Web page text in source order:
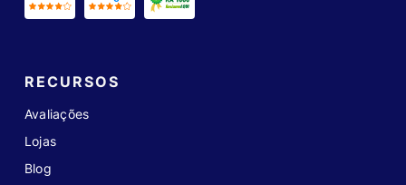
RECURSOS
Avaliações
Lojas
Blog